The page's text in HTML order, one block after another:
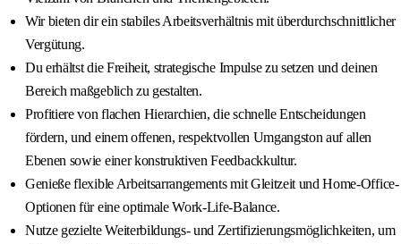
Wir bieten dir ein stabiles Arbeitsverhältnis mit überdurchschnittlicher
Vergütung.
Du erhältst die Freiheit, strategische Impulse zu setzen und deinen
Bereich maßgeblich zu gestalten.
Profitiere von flachen Hierarchien, die schnelle Entscheidungen
fördern, und einem offenen, respektvollen Umgangston auf allen
Ebenen sowie einer konstruktiven Feedbackkultur.
Genieße flexible Arbeitsarrangements mit Gleitzeit und Home-Office-
Optionen für eine optimale Work-Life-Balance.
Nutze gezielte Weiterbildungs- und Zertifizierungsmöglichkeiten, um